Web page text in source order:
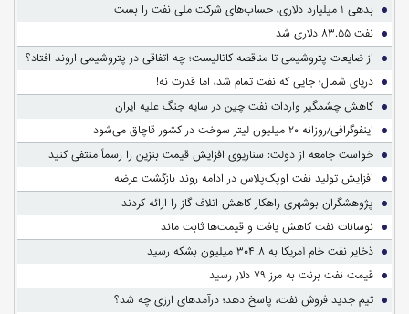
بدهی ۱ میلیارد دلاری، حساب‌های شرکت ملی نفت را بست
نفت ۸۳.۵۵ دلاری شد
از ضایعات پتروشیمی تا مناقصه کاتالیست؛ چه اتفاقی در پتروشیمی اروند افتاد؟
دریای شمال؛ جایی که نفت تمام شد، اما قدرت نه!
کاهش چشمگیر واردات نفت چین در سایه جنگ علیه ایران
اینفوگرافی/روزانه ۲۰ میلیون لیتر سوخت در کشور قاچاق می‌شود
خواست جامعه از دولت: سناریوی افزایش قیمت بنزین را رسماً منتفی کنید
افزایش تولید نفت اوپک‌پلاس در ادامه روند بازگشت عرضه
پژوهشگران بوشهری راهکار کاهش اتلاف گاز را ارائه کردند
نوسانات نفت کاهش یافت و قیمت‌ها ثابت ماند
ذخایر نفت خام آمریکا به ۳۰۴.۸ میلیون بشکه رسید
قیمت نفت برنت به مرز ۷۹ دلار رسید
تیم جدید فروش نفت، پاسخ دهد؛ درآمدهای ارزی چه شد؟